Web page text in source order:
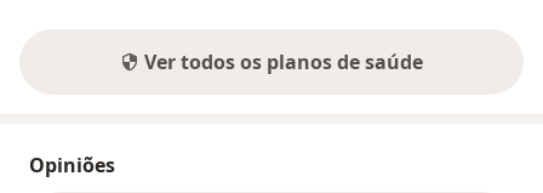
Ver todos os planos de saúde
Opiniões